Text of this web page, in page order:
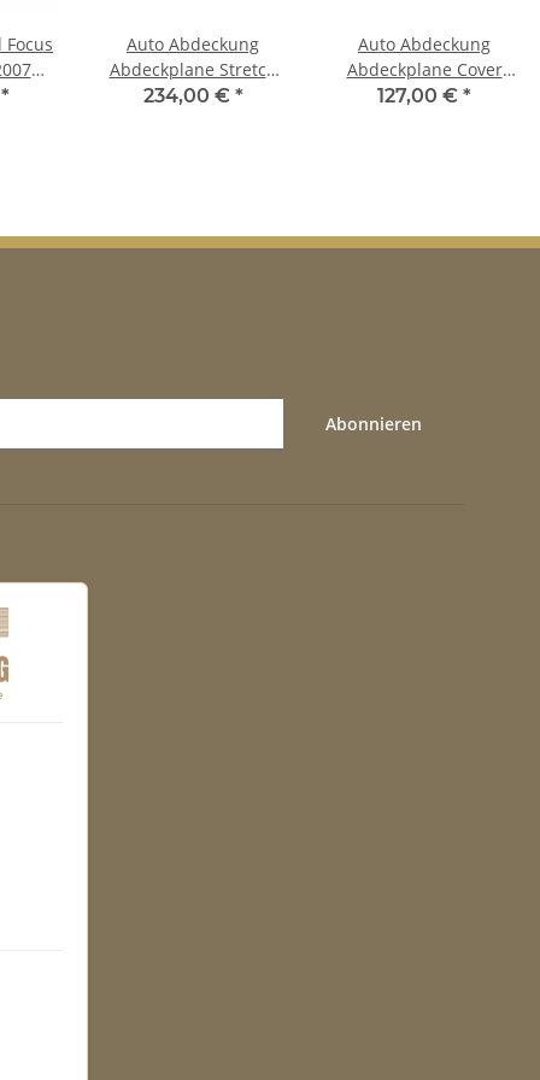
*
Auto Abdeckung
Abdeckplane Stretch
Cover Ganzgarage
234,00 € *
Auto Abdeckung
Abdeckplane Cover
Ganzgarage outdoor
127,00 € *
Abonnieren